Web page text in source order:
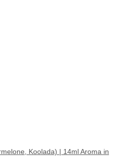
Koolada) | 14ml Aroma in